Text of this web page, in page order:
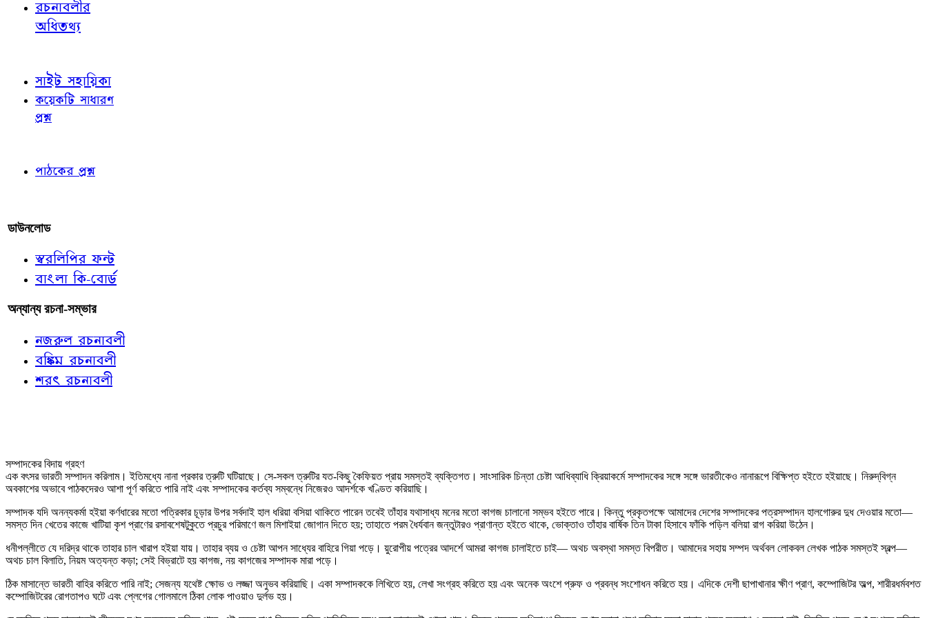
রচনাবলীর
অধিতথ্য
সাইট সহায়িকা
কয়েকটি সাধারণ
প্রশ্ন
পাঠকের প্রশ্ন
ডাউনলোড
স্বরলিপির ফন্ট
বাংলা কি-বোর্ড
অন্যান্য রচনা-সম্ভার
নজরুল রচনাবলী
বঙ্কিম রচনাবলী
শরৎ রচনাবলী
সম্পাদকের বিদায় গ্রহণ
এক বৎসর ভারতী সম্পাদন করিলাম। ইতিমধ্যে নানা প্রকার ত্রুটি ঘটিয়াছে। সে-সকল ত্রুটির যত-কিছু কৈফিয়ত প্রায় সমস্তই ব্যক্তিগত। সাংসারিক চিন্তা চেষ্টা আধিব্যাধি ক্রিয়াকর্মে সম্পাদকের সঙ্গে সঙ্গে ভারতীকেও নানারূপে বিক্ষিপ্ত হইতে হইয়াছে। নিরুদ্‌বিগ্ন
অবকাশের অভাবে পাঠকদেরও আশা পূর্ণ করিতে পারি নাই এবং সম্পাদকের কর্তব্য সম্বন্ধে নিজেরও আদর্শকে খণ্ডিত করিয়াছি।
সম্পাদক যদি অনন্যকর্মা হইয়া কর্ণধারের মতো পত্রিকার চূড়ার উপর সর্বদাই হাল ধরিয়া বসিয়া থাকিতে পারেন তবেই তাঁহার যথাসাধ্য মনের মতো কাগজ চালানো সম্ভব হইতে পারে। কিন্তু প্রকৃতপক্ষে আমাদের দেশের সম্পাদকের পত্রসম্পাদন হালগোরুর দুধ দেওয়ার মতো—
সমস্ত দিন খেতের কাজে খাটিয়া কৃশ প্রাণের রসাবশেষটুকুতে প্রচুর পরিমাণে জল মিশাইয়া জোগান দিতে হয়; তাহাতে পরম ধৈর্যবান জন্তুটারও প্রাণান্ত হইতে থাকে, ভোক্তাও তাঁহার বার্ষিক তিন টাকা হিসাবে ফাঁকি পড়িল বলিয়া রাগ করিয়া উঠেন।
ধনীপল্লীতে যে দরিদ্র থাকে তাহার চাল খারাপ হইয়া যায়। তাহার ব্যয় ও চেষ্টা আপন সাধ্যের বাহিরে গিয়া পড়ে। য়ুরোপীয় পত্রের আদর্শে আমরা কাগজ চালাইতে চাই— অথচ অবস্থা সমস্ত বিপরীত। আমাদের সহায় সম্পদ অর্থবল লোকবল লেখক পাঠক সমস্তই স্বল্প—
অথচ চাল বিলাতি, নিয়ম অত্যন্ত কড়া; সেই বিভ্রাটে হয় কাগজ, নয় কাগজের সম্পাদক মারা পড়ে।
ঠিক মাসান্তে ভারতী বাহির করিতে পারি নাই; সেজন্য যথেষ্ট ক্ষোভ ও লজ্জা অনুভব করিয়াছি। একা সম্পাদককে লিখিতে হয়, লেখা সংগ্রহ করিতে হয় এবং অনেক অংশে প্রুফ ও প্রবন্ধ সংশোধন করিতে হয়। এদিকে দেশী ছাপাখানার ক্ষীণ প্রাণ, কম্পোজিটর অল্প, শারীরধর্মবশত
কম্পোজিটরের রোগতাপও ঘটে এবং প্লেগের গোলমালে ঠিকা লোক পাওয়াও দুর্লভ হয়।